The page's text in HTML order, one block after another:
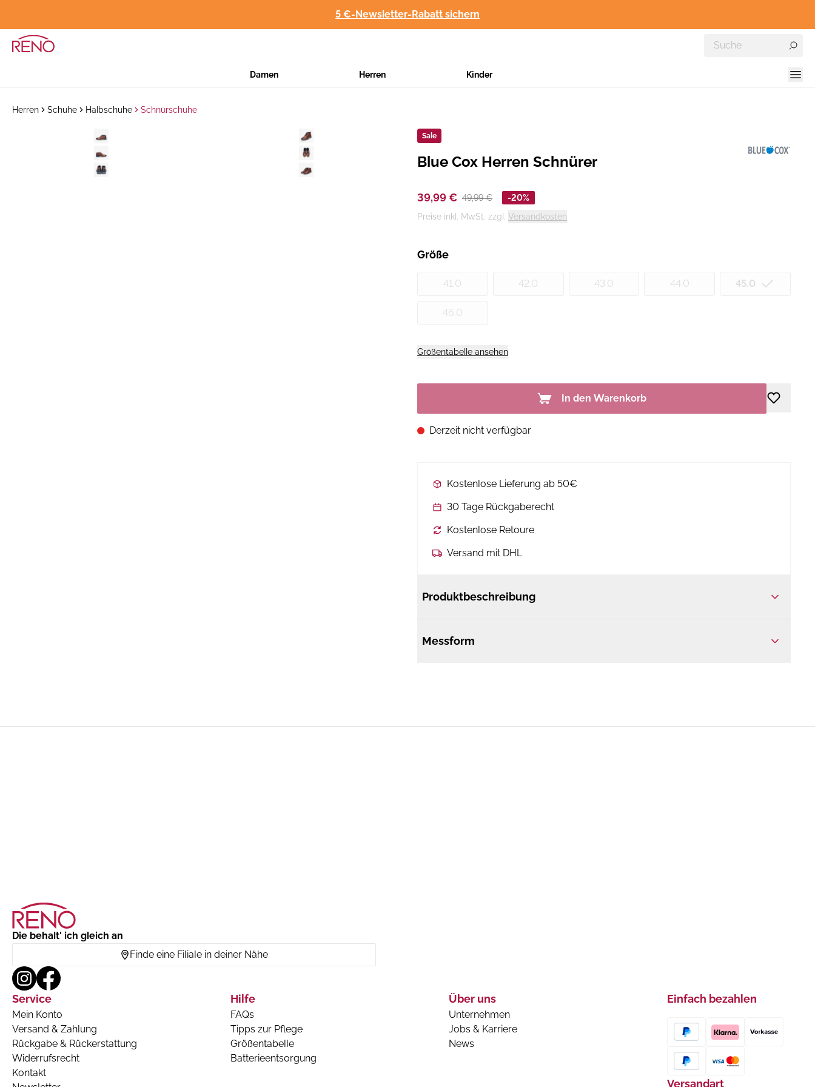
5 €-Newsletter-Rabatt sichern
Damen Herren Kinder
Herren Schuhe Halbschuhe Schnürschuhe
Sale
Hersteller:
Blue Cox Herren Schnürer
39,99 € 49,99 €
-20%
Preise inkl. MwSt. zzgl. Versandkosten
Größe
41.0 42.0 43.0 44.0 45.0
46.0
Größentabelle ansehen
In den Warenkorb
Derzeit nicht verfügbar
Kostenlose Lieferung ab 50€
30 Tage Rückgaberecht
Kostenlose Retoure
Versand mit DHL
Produktbeschreibung
Messform
Die behalt' ich gleich an
Finde eine Filiale in deiner Nähe
Service
Mein Konto
Versand & Zahlung
Rückgabe & Rückerstattung
Widerrufsrecht
Kontakt
Hilfe
FAQs
Tipps zur Pflege
Größentabelle
Batterieentsorgung
Über uns
Unternehmen
Jobs & Karriere
News
Einfach bezahlen
Versandart